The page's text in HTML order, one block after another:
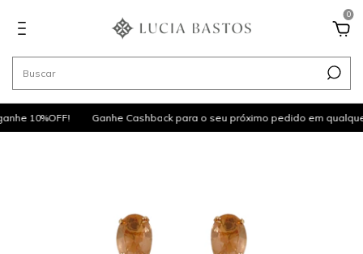
0
10%OFF! Ganhe Cashback para o seu próximo pedido em